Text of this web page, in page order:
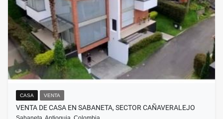
CASA VENTA
VENTA DE CASA EN SABANETA, SECTOR CAÑAVERALEJO